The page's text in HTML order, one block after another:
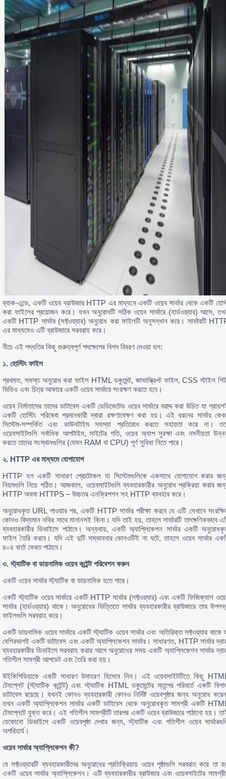
ব্যাক-এন্ডে, একটি ওয়েব ব্রাউজার HTTP এর মাধ্যমে একটি ওয়েব সার্ভার থেকে একটি
করা ফাইলের প্রয়োজন করে। যখন অনুরোধটি সঠিক ওয়েব সার্ভারে (হার্ডওয়্যার) আসে,
একটি HTTP সার্ভার (সফ্টওয়্যার) অনুরোধ করা ফাইলটি অনুসন্ধান করে। সার্ভারটি
এর মাধ্যমেও এটি ব্রাউজারে সরবরাহ করে।
নীচে এই পদ্ধতির কিছু গুরুত্বপূর্ণ পদক্ষেপের বিশদ বিবরণ দেওয়া হল:
১. হোস্টিং ফাইল
প্রথমত, সমস্ত অনুরোধ করা ফাইল HTML ডকুমেন্ট, জাভাস্ক্রিপ্ট ফাইল, CSS স্টাইল
ভিডিও এবং চিত্র আকারে একটি ওয়েব সার্ভারে সংরক্ষণ করতে হবে।
ওয়েব নির্মাতাদের তাদের ডাটাবেস একটি ডেডিকেটেড ওয়েব সার্ভারে বরাদ্দ করা উচিত যা
একটি হোস্টিং পরিষেবা প্রদানকারী দ্বারা রক্ষণাবেক্ষণ করা হয়। এই ধরনের সার্ভার
সিস্টেম-সম্পর্কিত এবং ডাউনটাইম সমস্যা প্রতিরোধ করতে সহায়তা করে না।
ওয়েবসাইটগুলি সর্বাধিক আপটাইম, সাইটের গতি, ওয়েব অ্যাপ সুরক্ষা এবং নমনীয়তা
করতে তাদের সংস্থানগুলির (যেমন RAM বা CPU) পূর্ণ সুবিধা নিতে পারে।
২. HTTP এরমাধ্যমেযোগাযোগ
HTTP হল একটি সাধারণ প্রোটোকল যা সিস্টেমগুলিকে একসাথে যোগাযোগ করার
নিয়মগুলি নিয়ে গঠিত। আজকাল, ওয়েবসাইটগুলি ব্যবহারকারীর অনুরোধ প্রক্রিয়া করার
HTTP অথবা HTTPS – উচ্চতর এনক্রিপশন সহ HTTP ব্যবহার করে।
অনুরোধকৃত URL পাওয়ার পর, একটি HTTP সার্ভার পরীক্ষা করবে যে এটি সেখানে
কোনও বিদ্যমান নথির সাথে মানানসই কিনা। যদি তাই হয়, তাহলে সার্ভারটি তাৎক্ষণিকভাবে
ব্যবহারকারীর ডিভাইসে পাঠাবে। অন্যথায়, একটি অ্যাপ্লিকেশন সার্ভার একটি
ফাইল তৈরি করবে। যদি এই দুটি সম্ভাবনার কোনওটিই না ঘটে, তাহলে ওয়েব সার্ভার
৪০৪ বার্তা ফেরত পাঠাবে।
৩.স্ট্যাটিকবাডায়নামিকওয়েবকন্টেন্টপরিবেশনকরুন
একটি ওয়েব সার্ভার স্ট্যাটিক বা ডায়নামিক হতে পারে।
একটি স্ট্যাটিক ওয়েব সার্ভারে একটি HTTP সার্ভার (সফ্টওয়্যার) এবং একটি ফিজিক্যাল
সার্ভার (হার্ডওয়্যার) থাকে। অনুরোধের ভিত্তিতে সার্ভার ব্যবহারকারীর ব্রাউজারে তার
ফাইলগুলি সরবরাহ করে।
একটি ডায়নামিক ওয়েব সার্ভারে একটি স্ট্যাটিক ওয়েব সার্ভার এবং অতিরিক্ত সফ্টওয়্যার থাকে
বেশিরভাগই একটি ডাটাবেস এবং একটি অ্যাপ্লিকেশন সার্ভার। সাধারণত, HTTP সার্ভার
ব্যবহারকারীর ডিভাইসে সরবরাহ করার আগে অনুরোধের সময় একটি অ্যাপ্লিকেশন সার্ভার
গতিশীল সামগ্রী আপডেট এবং তৈরি করা হয়।
উইকিপিডিয়াকে একটি সাধারণ উদাহরণ হিসেবে নিন। এই ওয়েবসাইটটিতে কিছু
টেমপ্লেট (স্ট্যাটিক কন্টেন্ট) এবং স্ট্যাটিক HTML ডকুমেন্টের স্তূপের পরিবর্তে একটি
ডাটাবেস রয়েছে। যখনই কোনও ব্যবহারকারী কোনও নির্দিষ্ট ওয়েবপৃষ্ঠার জন্য অনুরোধ
তখন একটি অ্যাপ্লিকেশন সার্ভার একটি ডাটাবেস থেকে অনুরোধকৃত সামগ্রী একটি
টেমপ্লেটে যুক্ত করে। এই গতিশীল সামগ্রীটি তারপর একটি ওয়েব ব্রাউজারে পাঠানো হয়।
যেকোনো ডিভাইসে একটি ওয়েবপৃষ্ঠা দেখার জন্য, স্ট্যাটিক এবং গতিশীল ওয়েব
অপরিহার্য।
ওয়েবসার্ভারঅ্যাপ্লিকেশনকী?
যে সফ্টওয়্যারটি ব্যবহারকারীদের অনুরোধের প্রতিক্রিয়ায় ওয়েব পৃষ্ঠাগুলি সরবরাহ করে তা
একটি ওয়েব সার্ভার অ্যাপ্লিকেশন। এটি ব্যবহারকারীর ব্রাউজার এবং ওয়েবসাইটের